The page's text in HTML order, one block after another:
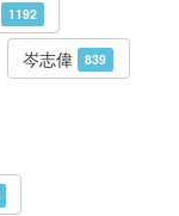
1192
岑志偉 839